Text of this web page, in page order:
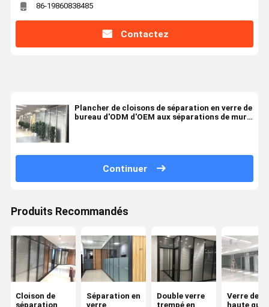
86-19860838485
Contactez
Plancher de cloisons de séparation en verre de
bureau d'ODM d'OEM aux séparations de mur
Continuer
Produits Recommandés
Cloison de
séparation
Séparation en
verre
Double verre
trempé en
Verre de
haute